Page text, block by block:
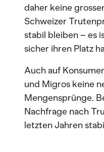
daher keine
Schweizer
stabil bleiben – es
sicher ihren Platz
Auch auf
und Migros keine
Mengensprünge.
Nachfrage nach
letzten Jahren